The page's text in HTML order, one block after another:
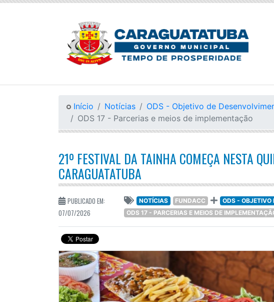
Início Notícias
ODS - Objetivo de
ODS 17 - Parcerias e meios de implementação
21º FESTIVAL DA TAINHA COMEÇA NESTA
CARAGUATATUBA
PUBLICADO EM:
07/07/2026
NOTÍCIAS FUNDACC
ODS - OBJETIVO
ODS 17 - PARCERIAS E MEIOS DE